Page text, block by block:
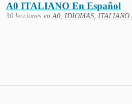
A0 ITALIANO En Español
30 lecciones en A0 IDIOMAS ITALIANO